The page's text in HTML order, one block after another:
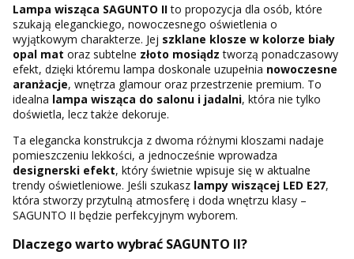
Lampa wisząca SAGUNTO IIto propozycja dla osób, które
szukają eleganckiego, nowoczesnego oświetlenia o
wyjątkowym charakterze. Jej szklane klosze w kolorze biały
opal mat oraz subtelne złoto mosiądz tworzą ponadczasowy
efekt, dzięki któremu lampa doskonale uzupełnia nowoczesne
aranżacje, wnętrza glamour oraz przestrzenie premium. To
idealna lampa wisząca do salonu i jadalni, która nie tylko
doświetla, lecz także dekoruje.
Ta elegancka konstrukcja z dwoma różnymi kloszami nadaje
pomieszczeniu lekkości, a jednocześnie wprowadza
designerski efekt, który świetnie wpisuje się w aktualne
trendy oświetleniowe. Jeśli szukasz lampy wiszącej LED E27,
która stworzy przytulną atmosferę i doda wnętrzu klasy –
SAGUNTO II będzie perfekcyjnym wyborem.
Dlaczego warto wybrać SAGUNTO II?